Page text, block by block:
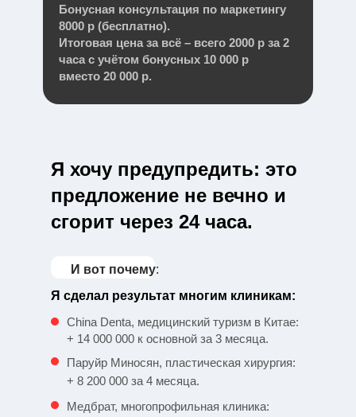
Бонусная консультация по маркетингу
8000 р (бесплатно).
Итоговая цена за всё – всего 2000 р за 2
часа с учётом бонусных 10 000 р
вместо 20 000 р.
Я хочу предупредить: это
предложение не вечно и
сгорит через 24 часа.
Паруйр Миносян, пластическая хирургия:
+ 8 200 000 за 4 месяца.
Медбрат, многопрофильная клиника:
И вот почему:
Я сделал результат многим клиникам:
China Denta, медицинский туризм в Китае:
+ 14 000 000 к основной за 3 месяца.